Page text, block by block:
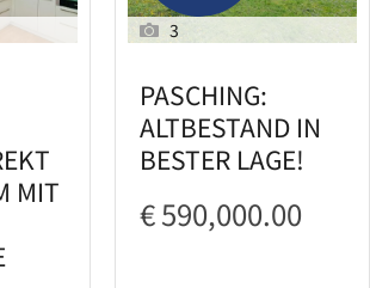
MIT
3
PASCHING:
ALTBESTAND IN
BESTER LAGE!
€ 590,000.00